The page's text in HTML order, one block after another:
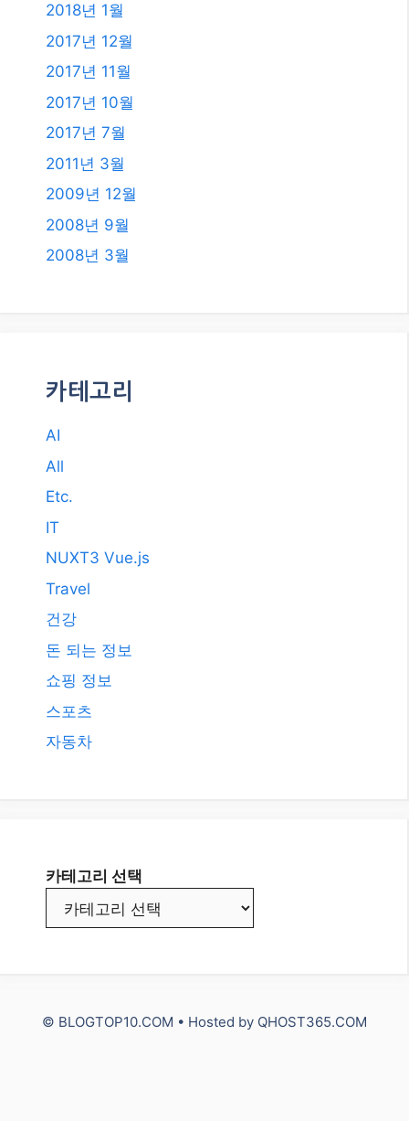
2018년 1월
2017년 12월
2017년 11월
2017년 10월
2017년 7월
2011년 3월
2009년 12월
2008년 9월
2008년 3월
카테고리
AI
All
Etc.
IT
NUXT3 Vue.js
Travel
건강
돈 되는 정보
쇼핑 정보
스포츠
자동차
카테고리 선택
© BLOGTOP10.COM • Hosted by QHOST365.COM